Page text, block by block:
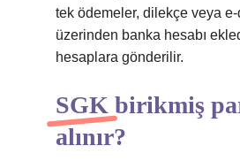
tek ödemeler, dilekçe veya
üzerinden banka hesabı
hesaplara gönderilir.
SGK birikmiş
alınır?